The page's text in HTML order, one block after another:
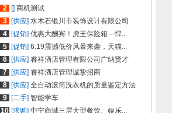
2
[] 商机测试
3
[供应] 水木石银川市装饰设计有限公司
4
[促销] 优惠大酬宾！虎王保险箱---悍...
5
[促销] 6.19震撼低价风暴来袭，天猫...
6
[供应] 睿祥酒店管理有限公司广纳贤才
7
[供应] 睿祥酒店管理诚挚招商
8
[供应] 全自动滚筒洗衣机的质量鉴定方法
9
[二手] 智能学车
10 [求购] 中宁商城三层大型餐饮、娱乐...